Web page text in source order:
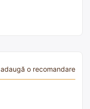
adaugă o recomandare